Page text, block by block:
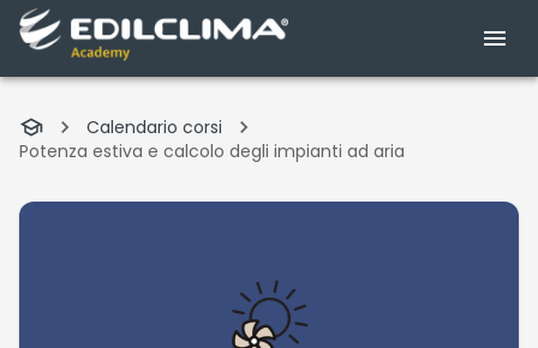
Calendario corsi
Potenza estiva e calcolo degli impianti ad aria